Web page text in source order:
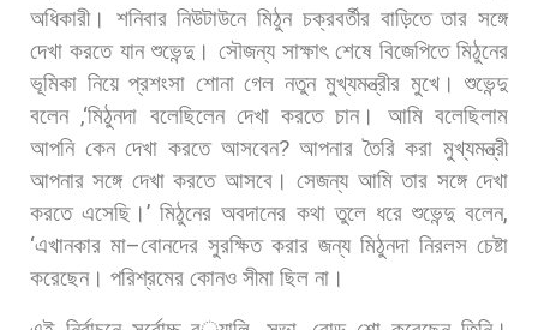
অধিকারী। শনিবার নিউটাউনে মিঠুন চক্রবর্তীর বাড়িতে তার সঙ্গে
দেখা করতে যান শুভেন্দু। সৌজন্য সাক্ষাৎ শেষে বিজেপিতে মিঠুনের
ভূমিকা নিয়ে প্রশংসা শোনা গেল নতুন মুখ্যমন্ত্রীর মুখে। শুভেন্দু
বলেন,‘মিঠুনদা বলেছিলেন দেখা করতে চান। আমি বলেছিলাম
আপনি কেন দেখা করতে আসবেন?আপনার তৈরি করা মুখ্যমন্ত্রী
আপনার সঙ্গে দেখা করতে আসবে। সেজন্য আমি তার সঙ্গে দেখা
করতে এসেছি।’মিঠুনের অবদানের কথা তুলে ধরে শুভেন্দু বলেন,
‘এখানকার মা–বোনদের সুরক্ষিত করার জন্য মিঠুনদা নিরলস চেষ্টা
করেছেন। পরিশ্রমের কোনও সীমা ছিল না।